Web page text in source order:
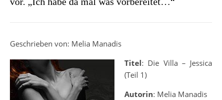
Geschrieben von: Melia Manadis
Titel: Die Villa – Jessica
(Teil 1)
Autorin: Melia Manadis